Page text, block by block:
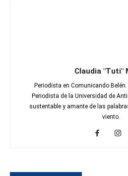
Claudia "Tuti"
Periodista en Comunicando
Periodista de la Universidad de
sustentable y amante de las
viento.